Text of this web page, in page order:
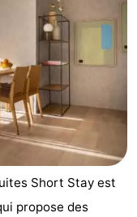
Short Stay est
propose des